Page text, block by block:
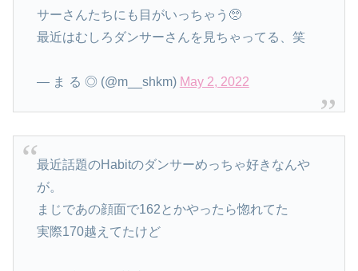
サーさんたちにも目がいっちゃう🥺
最近はむしろダンサーさんを見ちゃってる、笑
— ま る ◎ (@m__shkm) May 2, 2022
最近話題のHabitのダンサーめっちゃ好きなんや
が。
まじであの顔面で162とかやったら惚れてた
実際170越えてたけど